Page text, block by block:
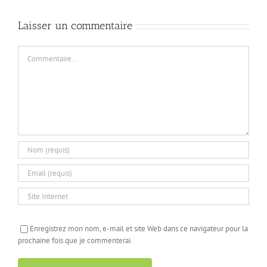
Laisser un commentaire
Enregistrez mon nom, e-mail et site Web dans ce navigateur pour la
prochaine fois que je commenterai.